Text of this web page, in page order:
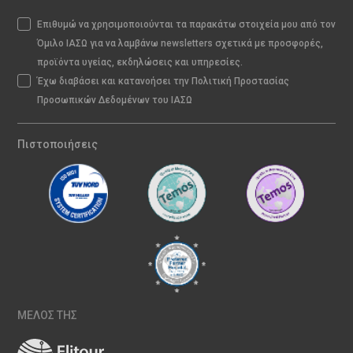
Επιθυμώ να χρησιμοποιούνται τα παρακάτω στοιχεία μου από τον
Όμιλο ΙΑΣΩ για να λαμβάνω newsletters σχετικά με προσφορές,
προϊόντα υγείας, εκδηλώσεις και υπηρεσίες.
Έχω διαβάσει και κατανοήσει την Πολιτική Προστασίας
Προσωπικών Δεδομένων του ΙΑΣΩ
Πιστοποιήσεις
ΜΕΛΟΣ ΤΗΣ